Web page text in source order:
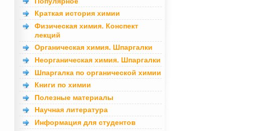
Краткая история химии
Физическая химия. Конспект
лекций
Органическая химия. Шпаргалки
Неорганическая химия. Шпаргалки
Шпаргалка по органической химии
Книги по химии
Полезные материалы
Научная литература
Информация для студентов